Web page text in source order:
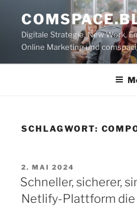
Inhalt
springen
Digitale Strategie, New Work,
Online Marketing und
SCHLAGWORT:
VERÖFFENTLICHT
AM
2. MAI 2024
Schneller, sicherer,
Netlify-Plattform